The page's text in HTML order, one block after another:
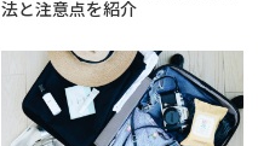
法と注意点を紹介